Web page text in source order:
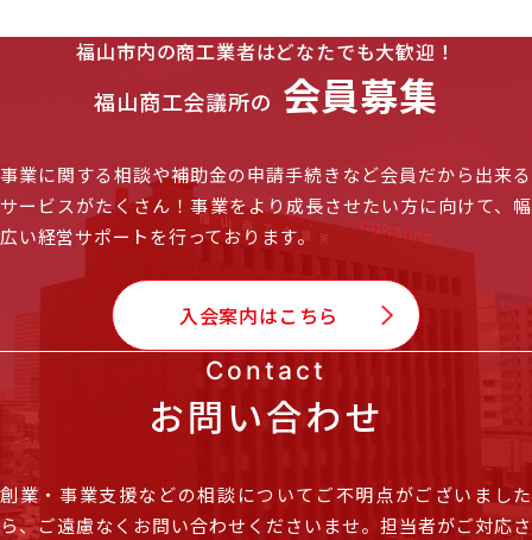
福山市内の商工業者はどなたでも大歓迎！
福山商工会議所の 会員募集
事業に関する相談や補助金の申請手続きなど会員だから出来る
サービスがたくさん！事業をより成長させたい方に向けて、幅
広い経営サポートを行っております。
入会案内はこちら
Contact
お問い合わせ
創業・事業支援などの相談についてご不明点がございました
ら、ご遠慮なくお問い合わせくださいませ。担当者がご対応さ